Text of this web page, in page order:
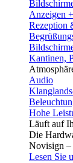
Anzeigen
Rezeption
Kantinen,
Audio
Hohe
Läuft auf
Die
Novisign –
Lesen Sie